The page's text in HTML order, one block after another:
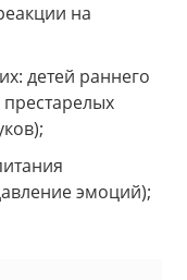
на
детей раннего
престарелых
эмоций);